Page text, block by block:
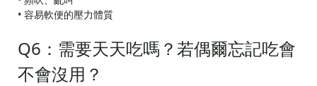
• 容易軟便的壓力體質
Q6：需要天天吃嗎？若偶爾忘記吃會
不會沒用？